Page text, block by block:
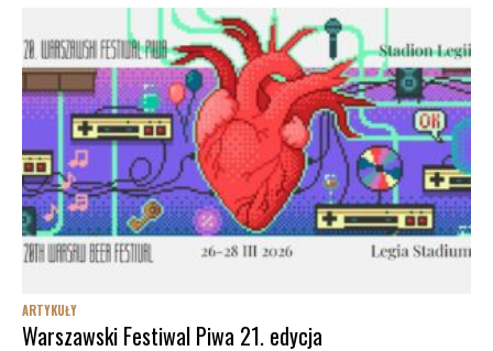
ARTYKUŁY
Warszawski Festiwal Piwa 21. edycja